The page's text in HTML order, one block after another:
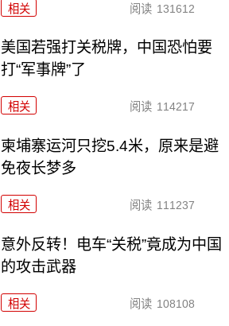
相关 阅读 131612
美国若强打关税牌，中国恐怕要
打“军事牌”了
相关 阅读 114217
柬埔寨运河只挖5.4米，原来是避
免夜长梦多
相关 阅读 111237
意外反转！电车“关税”竟成为中国
的攻击武器
相关 阅读 108108